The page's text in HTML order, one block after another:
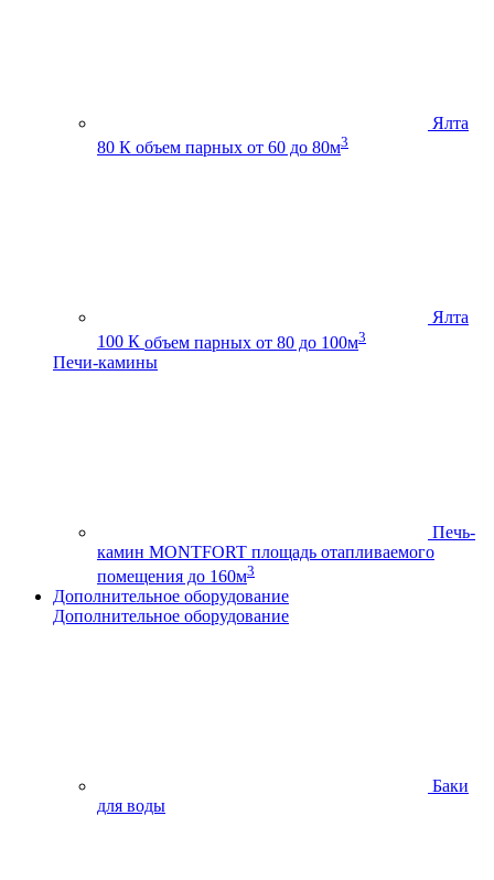
Ялта
80 К объем парных от 60 до 80м3
Ялта
100 К объем парных от 80 до 100м3
Печи-камины
Печь-
камин MONTFORT площадь отапливаемого
помещения до 160м3
Дополнительное оборудование
Дополнительное оборудование
Баки
для воды